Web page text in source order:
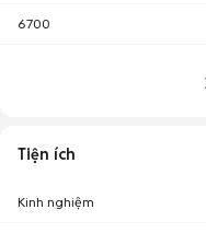
6700
Tiện ích
Kinh nghiệm